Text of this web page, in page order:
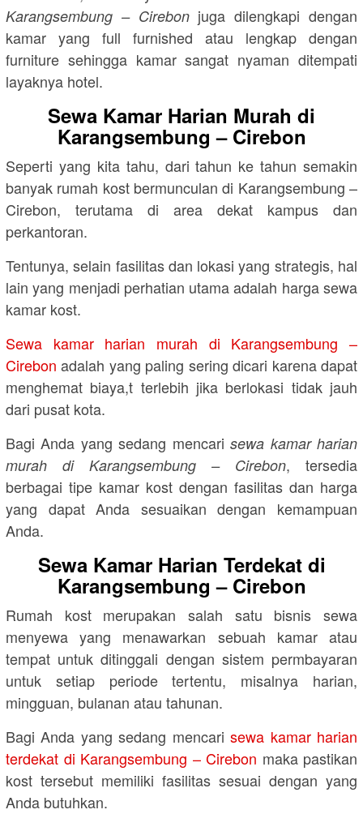
Karangsembung – Cirebonjuga dilengkapi dengan
kamar yang full furnished atau lengkap dengan
furniture sehingga kamar sangat nyaman ditempati
layaknya hotel.
Sewa Kamar Harian Murah di
Karangsembung – Cirebon
Seperti yang kita tahu, dari tahun ke tahun semakin
banyak rumah kost bermunculan di Karangsembung –
Cirebon, terutama di area dekat kampus dan
perkantoran.
Tentunya, selain fasilitas dan lokasi yang strategis, hal
lain yang menjadi perhatian utama adalah harga sewa
kamar kost.
Sewa kamar harian murah di Karangsembung –
Cirebon adalah yang paling sering dicari karena dapat
menghemat biaya,t terlebih jika berlokasi tidak jauh
dari pusat kota.
Bagi Anda yang sedang mencarisewa kamar harian
murah di Karangsembung – Cirebon, tersedia
berbagai tipe kamar kost dengan fasilitas dan harga
yang dapat Anda sesuaikan dengan kemampuan
Anda.
Sewa Kamar Harian Terdekat di
Karangsembung – Cirebon
Rumah kost merupakan salah satu bisnis sewa
menyewa yang menawarkan sebuah kamar atau
tempat untuk ditinggali dengan sistem permbayaran
untuk setiap periode tertentu, misalnya harian,
mingguan, bulanan atau tahunan.
Bagi Anda yang sedang mencarisewa kamar harian
terdekat di Karangsembung – Cirebon maka pastikan
kost tersebut memiliki fasilitas sesuai dengan yang
Anda butuhkan.